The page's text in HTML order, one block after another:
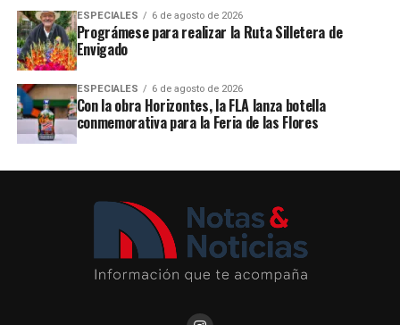
ESPECIALES 6 de agosto de 2026
Prográmese para realizar la Ruta Silletera de
Envigado
ESPECIALES 6 de agosto de 2026
Con la obra Horizontes, la FLA lanza botella
conmemorativa para la Feria de las Flores